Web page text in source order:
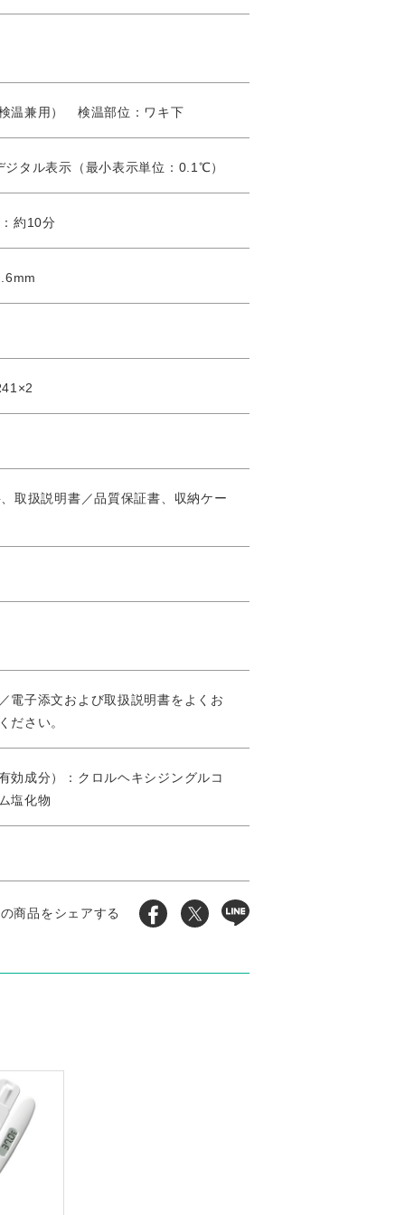
温兼用） 検温部位：ワキ下
タル表示（最小表示単位：0.1℃）
約10分
取扱説明書／品質保証書、収納ケー
電子添文および取扱説明書をよくお
ださい。
効成分）：クロルヘキシジングルコ
塩化物
商品をシェアする